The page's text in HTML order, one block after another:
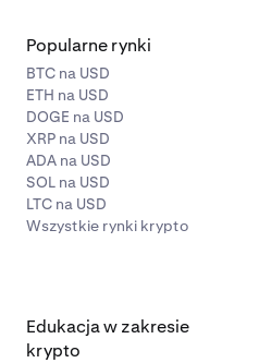
Popularne rynki
BTC na USD
ETH na USD
DOGE na USD
XRP na USD
ADA na USD
SOL na USD
LTC na USD
Wszystkie rynki krypto
Edukacja w zakresie
krypto